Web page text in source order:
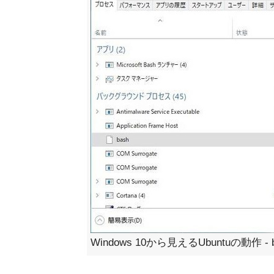
Windows 10から見えるUbuntuの動作 -